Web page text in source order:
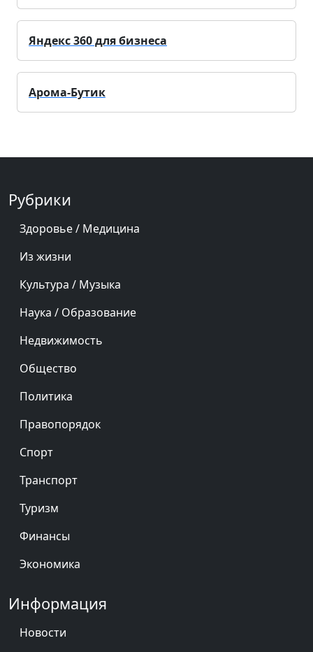
Яндекс 360 для бизнеса
Арома-Бутик
Рубрики
Здоровье / Медицина
Из жизни
Культура / Музыка
Наука / Образование
Недвижимость
Общество
Политика
Правопорядок
Спорт
Транспорт
Туризм
Финансы
Экономика
Информация
Новости